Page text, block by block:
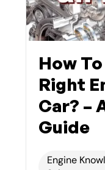
How
Right
Car? –
Guide
Engine